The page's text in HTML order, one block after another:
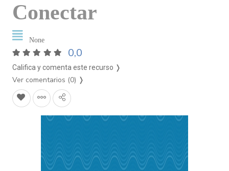
Conectar
None
0,0
Califica y comenta este recurso ❭
Ver comentarios (0) ❭